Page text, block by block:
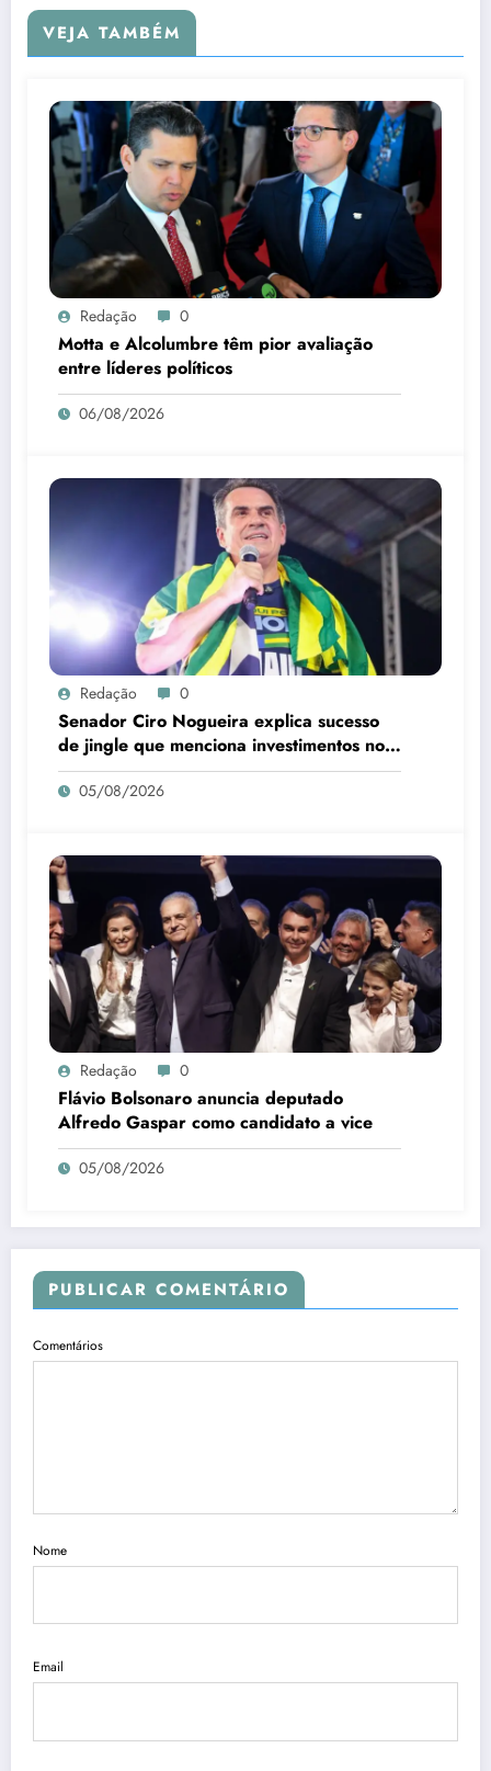
VEJA TAMBÉM
Redação 0
Motta e Alcolumbre têm pior avaliação
entre líderes políticos
06/08/2026
Redação 0
Senador Ciro Nogueira explica sucesso
de jingle que menciona investimentos no
Piauí
05/08/2026
Redação 0
Flávio Bolsonaro anuncia deputado
Alfredo Gaspar como candidato a vice
05/08/2026
PUBLICAR COMENTÁRIO
Comentários
Nome
Email